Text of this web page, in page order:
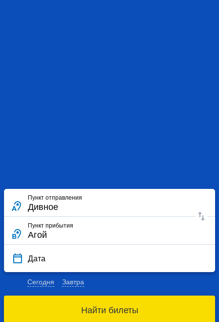
Пункт отправления
Пункт прибытия
Дата
Сегодня Завтра
Найти билеты